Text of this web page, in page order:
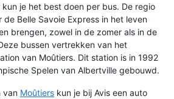
je het best doen per bus. De regio
Belle Savoie Express in het leven
brengen, zowel in de zomer als in de
bussen vertrekken van het
van Moûtiers. Dit station is in 1992
Spelen van Albertville gebouwd.
van Moûtiers kun je bij Avis een auto